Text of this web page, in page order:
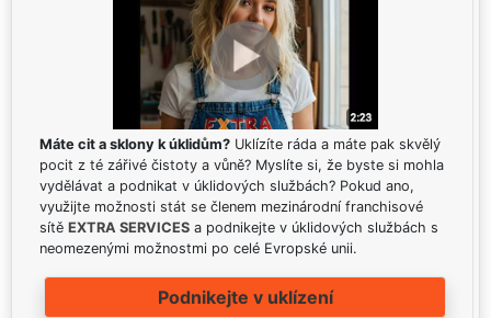
Máte cit a sklony k úklidům? Uklízíte ráda a máte pak skvělý
pocit z té zářivé čistoty a vůně? Myslíte si, že byste si mohla
vydělávat a podnikat v úklidových službách? Pokud ano,
využijte možnosti stát se členem mezinárodní franchisové
sítě EXTRA SERVICES a podnikejte v úklidových službách s
neomezenými možnostmi po celé Evropské unii.
Podnikejte v uklízení